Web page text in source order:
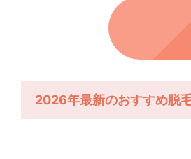
2026年最新のおすすめ脱